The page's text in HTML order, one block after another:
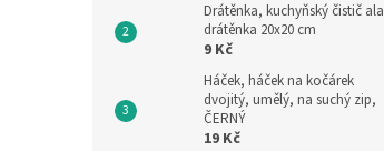
Drátěnka, kuchyňský čistič ala
drátěnka 20x20 cm
9 Kč
Háček, háček na kočárek
dvojitý, umělý, na suchý zip,
ČERNÝ
19 Kč